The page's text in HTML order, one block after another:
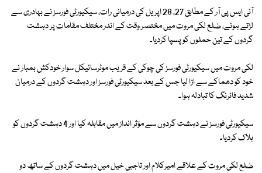
آئی ایس پی آر کے مطابق 27، 28 اپریل کی درمیانی رات، سیکیورٹی فورسز نے بہادری سے
لڑتے ہوئے، ضلع لکی مروت میں مختصر وقت کے اندر مختلف مقامات پر دہشت
گردوں کے تین حملوں کو پسپا کردیا۔
لکی مروت میں سیکیورٹی فورسز کی چوکی کے قریب موٹرسائیکل سوار خودکش بمبار نے
خود کو دھماکے سے اڑا لیا جس کے بعد سیکیورٹی فورسز اور دہشت گردوں کے درمیان
شدید فائرنگ کا تبادلہ ہوا۔
سیکیورٹی فورسز نے دہشت گردوں سے مؤثر انداز میں مقابلہ کیا اور 4 دہشت گردوں کو
ہلاک کردیا۔
ضلع لکی مروت کے علاقے امیرکلام اور تاجبی خیل میں دہشت گردوں کے ساتھ دو